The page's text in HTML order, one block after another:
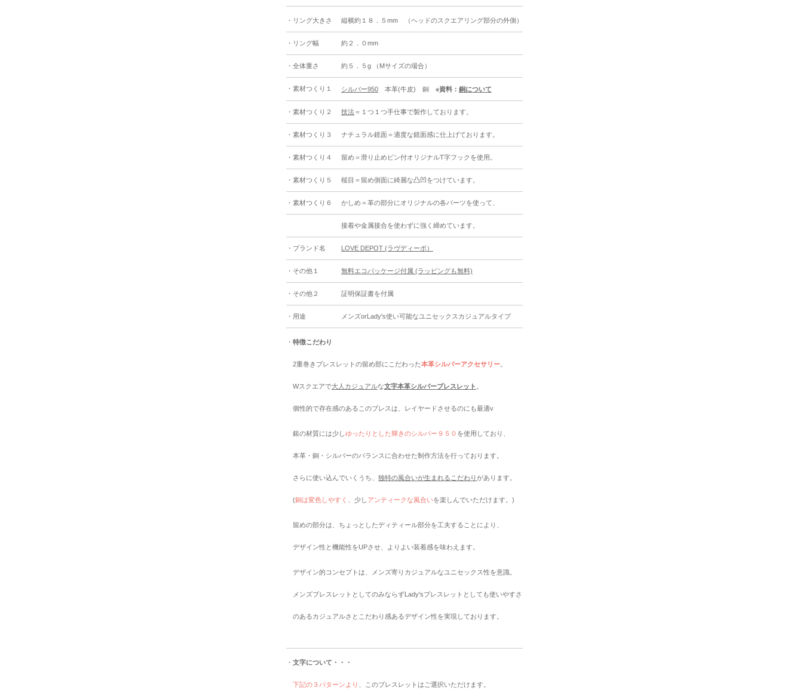
・リング大きさ 縦横約１８．５mm （ヘッドのスクエアリング部分の外側）
・リング幅 約２．０mm
・全体重さ 約５．５g （Mサイズの場合）
・素材つくり１ シルバー950 本革(牛皮) 銅 ※資料： 銅について
・素材つくり２ 技法＝１つ１つ手仕事で製作しております。
・素材つくり３ ナチュラル鏡面＝適度な鏡面感に仕上げております。
・素材つくり４ 留め＝滑り止めピン付オリジナルT字フックを使用。
・素材つくり５ 槌目＝留め側面に綺麗な凸凹をつけています。
・素材つくり６ かしめ＝革の部分にオリジナルの各パーツを使って、
接着や金属接合を使わずに強く締めています。
・ブランド名 LOVE DEPOT (ラヴディーポ）
・その他１ 無料エコパッケージ付属 (ラッピングも無料)
・その他２ 証明保証書を付属
・用途 メンズorLady's使い可能なユニセックスカジュアルタイプ
・ 特徴こだわり
2重巻きブレスレットの留め部にこだわった本革シルバーアクセサリー
Wスクエアで大人カジュアルな文字本革シルバーブレスレット
個性的で存在感のあるこのブレスは、レイヤードさせるのにも最適v
銀の材質には少しゆったりとした輝きのシルバー９５０ を使用しており、
本革・銅・シルバーのバランスに合わせた制作方法を行っております。
さらに使い込んでいくうち、 独特の風合いが生まれるこだわりがあります。
(銅は変色しやすく 、少し アンティークな風合いを楽しんでいただけます。)
留めの部分は、ちょっとしたディティール部分を工夫することにより、
デザイン性と機能性をUPさせ、よりよい装着感を味わえます。
デザイン的コンセプトは、メンズ寄りカジュアルなユニセックス性を意識。
メンズブレスレットとしてのみならずLady'sブレスレットとしても使いやすさ
のあるカジュアルさとこだわり感あるデザイン性を実現しております。
・ 文字について・・・
下記の３パターンより 、このブレスレットはご選択いただけます。